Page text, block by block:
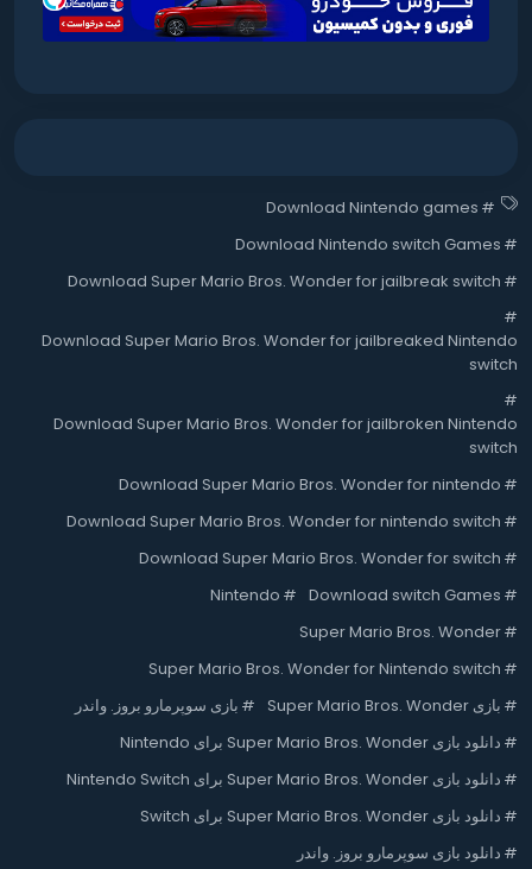
#
Download Nintendo games
#
Download Nintendo switch Games
#
Download Super Mario Bros. Wonder for jailbreak switch
#
Download Super Mario Bros. Wonder for jailbreaked Nintendo
switch
#
Download Super Mario Bros. Wonder for jailbroken Nintendo
switch
#
Download Super Mario Bros. Wonder for nintendo
#
Download Super Mario Bros. Wonder for nintendo switch
#
Download Super Mario Bros. Wonder for switch
#
Download switch Games
#
Nintendo
#
Super Mario Bros. Wonder
#
Super Mario Bros. Wonder for Nintendo switch
# بازی Super Mario Bros. Wonder # بازی سوپرمارو بروز. واندر
# دانلود بازی Super Mario Bros. Wonder برای Nintendo
# دانلود بازی Super Mario Bros. Wonder برای Nintendo Switch
# دانلود بازی Super Mario Bros. Wonder برای Switch
# دانلود بازی سوپرمارو بروز. واندر